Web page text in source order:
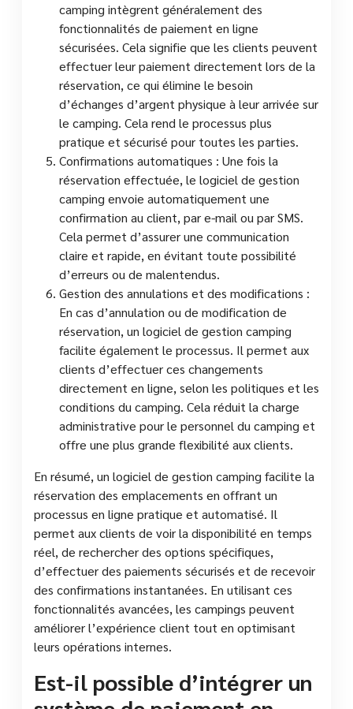
camping intègrent généralement des
fonctionnalités de paiement en ligne
sécurisées. Cela signifie que les clients peuvent
effectuer leur paiement directement lors de la
réservation, ce qui élimine le besoin
d’échanges d’argent physique à leur arrivée sur
le camping. Cela rend le processus plus
pratique et sécurisé pour toutes les parties.
Confirmations automatiques : Une fois la
réservation effectuée, le logiciel de gestion
camping envoie automatiquement une
confirmation au client, par e-mail ou par SMS.
Cela permet d’assurer une communication
claire et rapide, en évitant toute possibilité
d’erreurs ou de malentendus.
Gestion des annulations et des modifications :
En cas d’annulation ou de modification de
réservation, un logiciel de gestion camping
facilite également le processus. Il permet aux
clients d’effectuer ces changements
directement en ligne, selon les politiques et les
conditions du camping. Cela réduit la charge
administrative pour le personnel du camping et
offre une plus grande flexibilité aux clients.
En résumé, un logiciel de gestion camping facilite la
réservation des emplacements en offrant un
processus en ligne pratique et automatisé. Il
permet aux clients de voir la disponibilité en temps
réel, de rechercher des options spécifiques,
d’effectuer des paiements sécurisés et de recevoir
des confirmations instantanées. En utilisant ces
fonctionnalités avancées, les campings peuvent
améliorer l’expérience client tout en optimisant
leurs opérations internes.
Est-il possible d’intégrer un